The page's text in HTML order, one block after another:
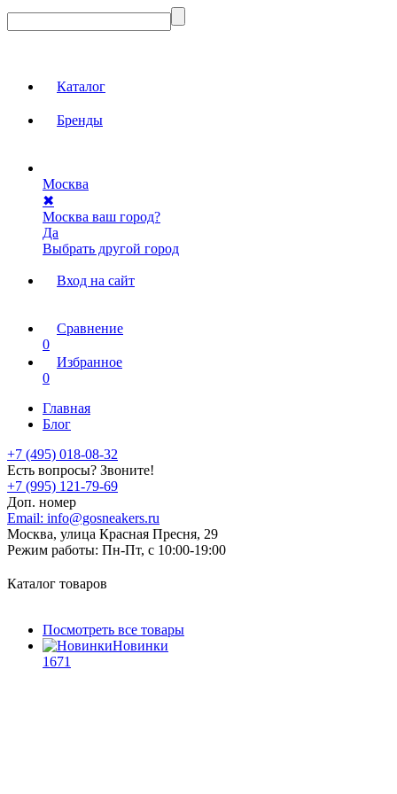
Каталог
Бренды
Москва
✖
Москва ваш город?
Да
Выбрать другой город
Вход на сайт
Сравнение
0
Избранное
0
Главная
Блог
+7 (495) 018-08-32
Есть вопросы? Звоните!
+7 (995) 121-79-69
Доп. номер
Email: info@gosneakers.ru
Москва, улица Красная Пресня, 29
Режим работы: Пн-Пт, с 10:00-19:00
Каталог товаров
Посмотреть все товары
Новинки
1671